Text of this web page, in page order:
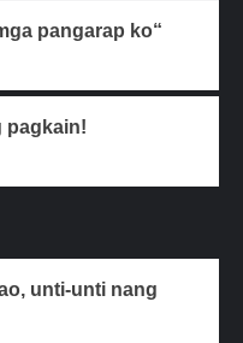
pangarap ko“
pagkain!
unti-unti nang